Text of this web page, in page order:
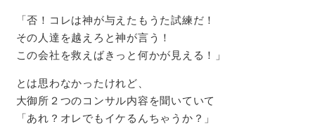
「否！コレは神が与えたもうた試練だ！
その人達を越えろと神が言う！
この会社を救えばきっと何かが見える！」
とは思わなかったけれど、
大御所２つのコンサル内容を聞いていて
「あれ？オレでもイケるんちゃうか？」